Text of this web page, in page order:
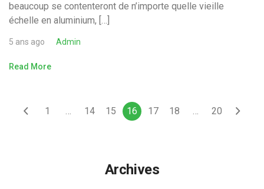
beaucoup se contenteront de n’importe quelle vieille
échelle en aluminium, […]
5 ans ago Admin
Read More
1 … 14 15 16 17 18 … 20
Archives